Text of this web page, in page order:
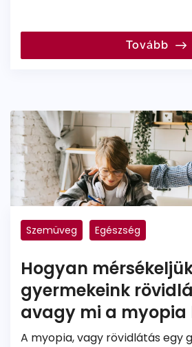
Tovább
Szemüveg Egészség
Hogyan
gyermekeink
avagy mi a myopia
A myopia, vagy rövidlátás egy